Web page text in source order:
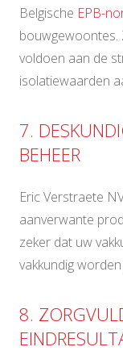
Belgische EPB-
bouwgewoontes.
voldoen aan de
isolatiewaarden
7.
BEHEER
Eric Verstraete
aanverwante
zeker dat uw
vakkundig
8.